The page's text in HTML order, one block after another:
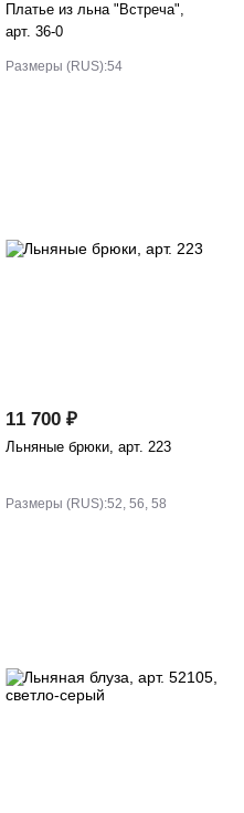
Платье из льна "Встреча",
арт. 36-0
Размеры (RUS):54
11 700 ₽
Льняные брюки, арт. 223
Размеры (RUS):52, 56, 58